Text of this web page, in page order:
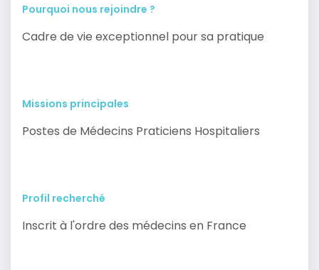
Pourquoi nous rejoindre ?
Cadre de vie exceptionnel pour sa pratique
Missions principales
Postes de Médecins Praticiens Hospitaliers
Profil recherché
Inscrit à l'ordre des médecins en France